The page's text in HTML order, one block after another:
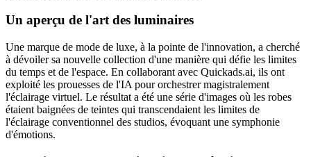
Un aperçu de l'art des luminaires
Une marque de mode de luxe, à la pointe de l'innovation, a cherché
à dévoiler sa nouvelle collection d'une manière qui défie les limites
du temps et de l'espace. En collaborant avec Quickads.ai, ils ont
exploité les prouesses de l'IA pour orchestrer magistralement
l'éclairage virtuel. Le résultat a été une série d'images où les robes
étaient baignées de teintes qui transcendaient les limites de
l'éclairage conventionnel des studios, évoquant une symphonie
d'émotions.